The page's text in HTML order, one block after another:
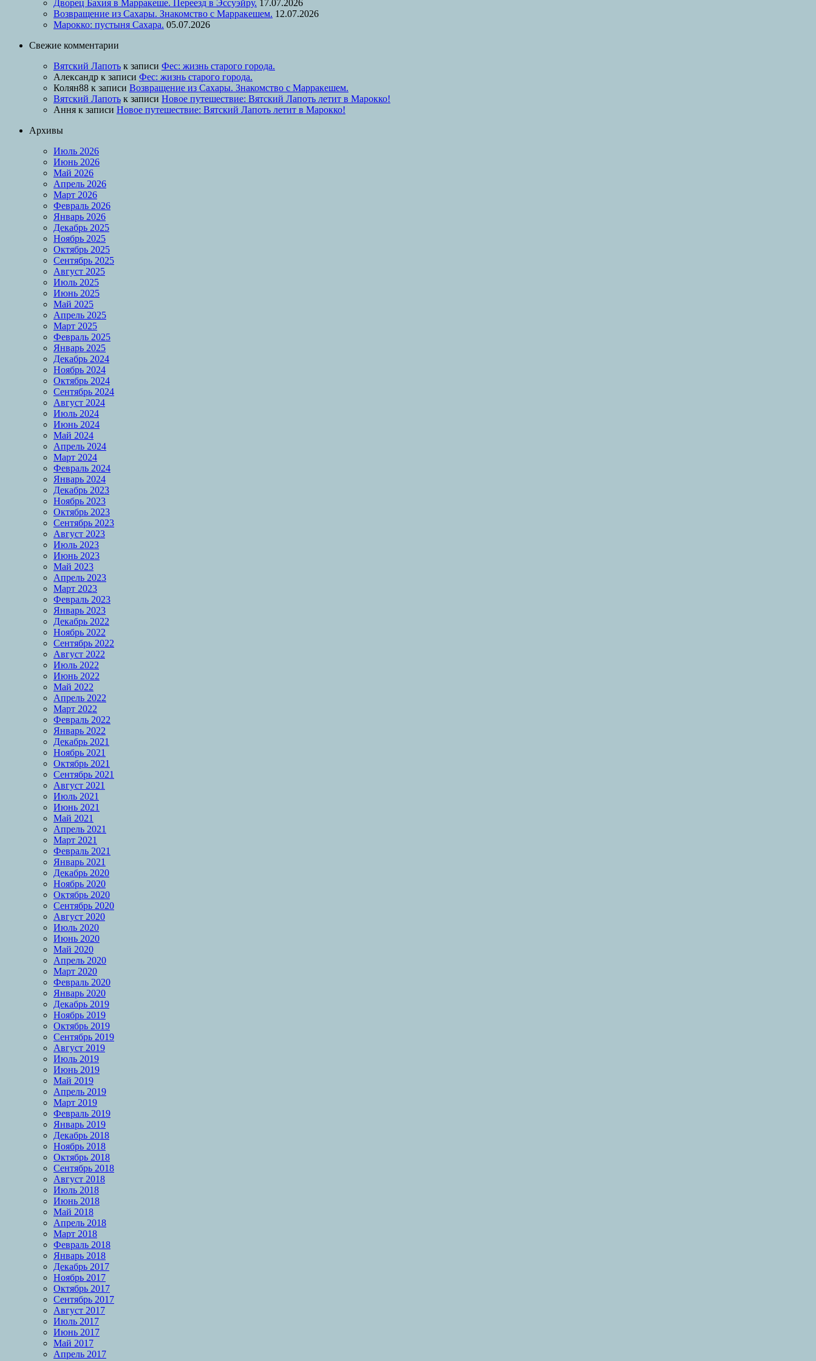
Дворец Бахия в Марракеше. Переезд в Эссуэйру. 17.07.2026
Возвращение из Сахары. Знакомство с Марракешем. 12.07.2026
Марокко: пустыня Сахара. 05.07.2026
Свежие комментарии
Вятский Лапоть к записи Фес: жизнь старого города.
Александр к записи Фес: жизнь старого города.
Колян88 к записи Возвращение из Сахары. Знакомство с Марракешем.
Вятский Лапоть к записи Новое путешествие: Вятский Лапоть летит в Марокко!
Ання к записи Новое путешествие: Вятский Лапоть летит в Марокко!
Архивы
Июль 2026
Июнь 2026
Май 2026
Апрель 2026
Март 2026
Февраль 2026
Январь 2026
Декабрь 2025
Ноябрь 2025
Октябрь 2025
Сентябрь 2025
Август 2025
Июль 2025
Июнь 2025
Май 2025
Апрель 2025
Март 2025
Февраль 2025
Январь 2025
Декабрь 2024
Ноябрь 2024
Октябрь 2024
Сентябрь 2024
Август 2024
Июль 2024
Июнь 2024
Май 2024
Апрель 2024
Март 2024
Февраль 2024
Январь 2024
Декабрь 2023
Ноябрь 2023
Октябрь 2023
Сентябрь 2023
Август 2023
Июль 2023
Июнь 2023
Май 2023
Апрель 2023
Март 2023
Февраль 2023
Январь 2023
Декабрь 2022
Ноябрь 2022
Сентябрь 2022
Август 2022
Июль 2022
Июнь 2022
Май 2022
Апрель 2022
Март 2022
Февраль 2022
Январь 2022
Декабрь 2021
Ноябрь 2021
Октябрь 2021
Сентябрь 2021
Август 2021
Июль 2021
Июнь 2021
Май 2021
Апрель 2021
Март 2021
Февраль 2021
Январь 2021
Декабрь 2020
Ноябрь 2020
Октябрь 2020
Сентябрь 2020
Август 2020
Июль 2020
Июнь 2020
Май 2020
Апрель 2020
Март 2020
Февраль 2020
Январь 2020
Декабрь 2019
Ноябрь 2019
Октябрь 2019
Сентябрь 2019
Август 2019
Июль 2019
Июнь 2019
Май 2019
Апрель 2019
Март 2019
Февраль 2019
Январь 2019
Декабрь 2018
Ноябрь 2018
Октябрь 2018
Сентябрь 2018
Август 2018
Июль 2018
Июнь 2018
Май 2018
Апрель 2018
Март 2018
Февраль 2018
Январь 2018
Декабрь 2017
Ноябрь 2017
Октябрь 2017
Сентябрь 2017
Август 2017
Июль 2017
Июнь 2017
Май 2017
Апрель 2017